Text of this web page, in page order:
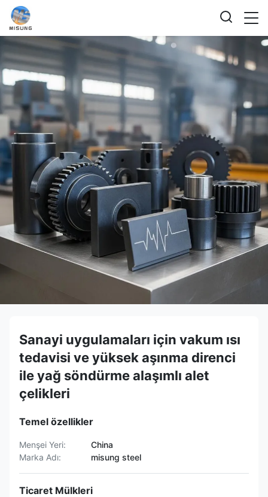
Sanayi uygulamaları için vakum ısı
tedavisi ve yüksek aşınma direnci
ile yağ söndürme alaşımlı alet
çelikleri
Temel özellikler
Menşei Yeri:
China
Marka Adı:
misung steel
Ticaret Mülkleri